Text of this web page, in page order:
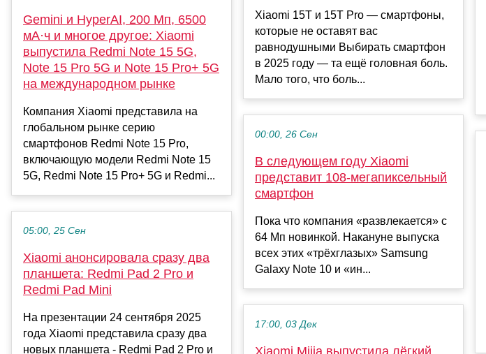
Gemini и HyperAI, 200 Мп, 6500
мА·ч и многое другое: Xiaomi
выпустила Redmi Note 15 5G,
Note 15 Pro 5G и Note 15 Pro+ 5G
на международном рынке
Компания Xiaomi представила на
глобальном рынке серию
смартфонов Redmi Note 15 Pro,
включающую модели Redmi Note 15
5G, Redmi Note 15 Pro+ 5G и Redmi...
05:00, 25 Сен
Xiaomi анонсировала сразу два
планшета: Redmi Pad 2 Pro и
Redmi Pad Mini
На презентации 24 сентября 2025
года Xiaomi представила сразу два
новых планшета - Redmi Pad 2 Pro и
Xiaomi 15T и 15T Pro — смартфоны,
которые не оставят вас
равнодушными Выбирать смартфон
в 2025 году — та ещё головная боль.
Мало того, что боль...
00:00, 26 Сен
В следующем году Xiaomi
представит 108-мегапиксельный
смартфон
Пока что компания «развлекается» с
64 Мп новинкой. Накануне выпуска
всех этих «трёхглазых» Samsung
Galaxy Note 10 и «ин...
17:00, 03 Дек
Xiaomi Mijia выпустила лёгкий